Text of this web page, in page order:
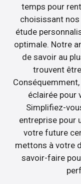
temps pour
choisissant nos
étude
optimale. Notre
de savoir au
trouvent
éclairée pour
Simplifiez-
entreprise pour
votre future
mettons à votre
savoir-faire